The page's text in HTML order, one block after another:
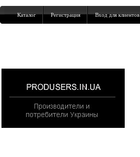
Каталог Регистрация Вход для клиентов